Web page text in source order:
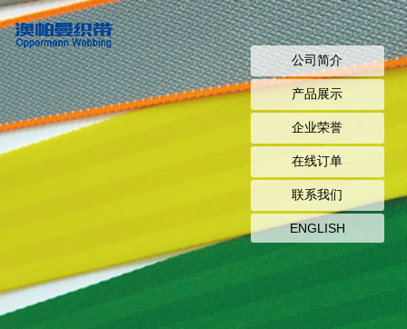
公司简介
产品展示
企业荣誉
在线订单
联系我们
ENGLISH